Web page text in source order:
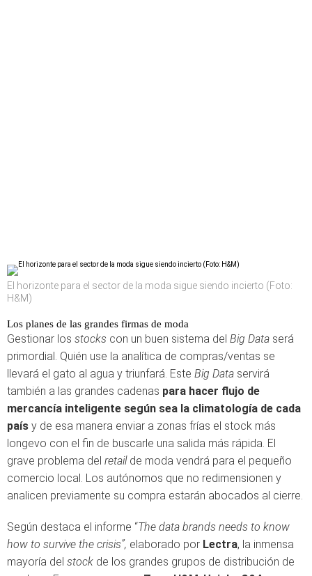
El horizonte para el sector de la moda sigue siendo incierto (Foto:
H&M)
Los planes de las grandes firmas de moda
Gestionar los stocks con un buen sistema del Big Data será
primordial. Quién use la analítica de compras/ventas se
llevará el gato al agua y triunfará. Este Big Data servirá
también a las grandes cadenas para hacer flujo de
mercancía inteligente según sea la climatología de cada
país y de esa manera enviar a zonas frías el stock más
longevo con el fin de buscarle una salida más rápida. El
grave problema del retailde moda vendrá para el pequeño
comercio local. Los autónomos que no redimensionen y
analicen previamente su compra estarán abocados al cierre.
Según destaca el informe “The data brands needs to know
how to survive the crisis”, elaborado por Lectra, la inmensa
mayoría del stock de los grandes grupos de distribución de